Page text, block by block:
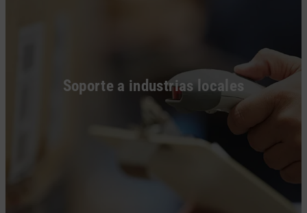
Soporte a industrias locales